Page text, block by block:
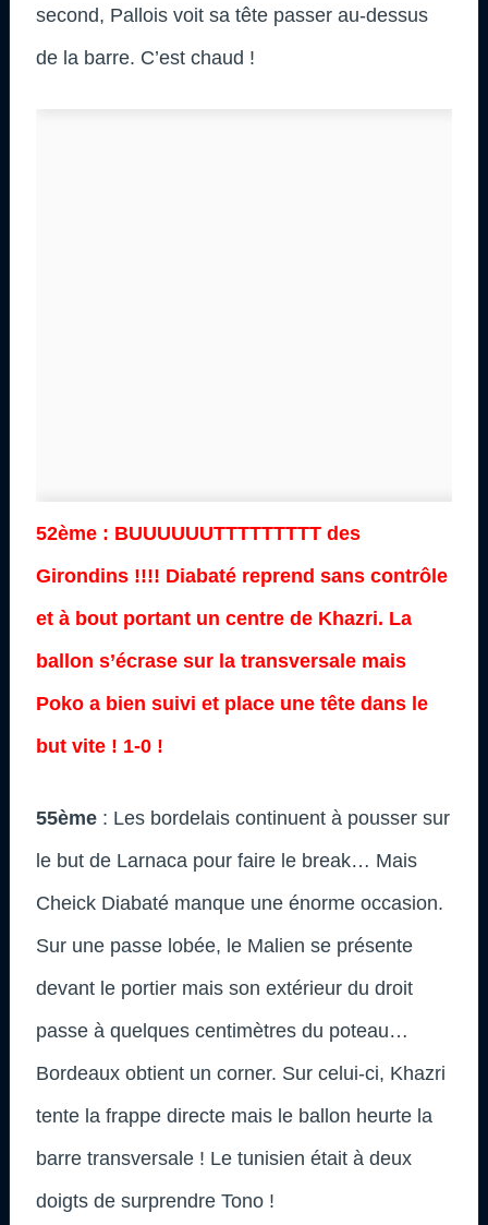
second, Pallois voit sa tête passer au-dessus
de la barre. C’est chaud !
52ème : BUUUUUUTTTTTTTTT des
Girondins !!!! Diabaté reprend sans contrôle
et à bout portant un centre de Khazri. La
ballon s’écrase sur la transversale mais
Poko a bien suivi et place une tête dans le
but vite ! 1-0 !
55ème : Les bordelais continuent à pousser sur
le but de Larnaca pour faire le break… Mais
Cheick Diabaté manque une énorme occasion.
Sur une passe lobée, le Malien se présente
devant le portier mais son extérieur du droit
passe à quelques centimètres du poteau…
Bordeaux obtient un corner. Sur celui-ci, Khazri
tente la frappe directe mais le ballon heurte la
barre transversale ! Le tunisien était à deux
doigts de surprendre Tono !